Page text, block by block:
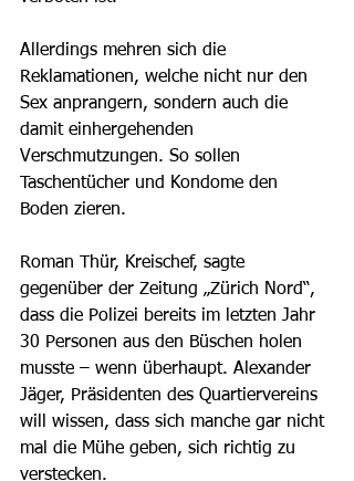
Allerdings mehren sich die
Reklamationen, welche nicht nur den
Sex anprangern, sondern auch die
damit einhergehenden
Verschmutzungen. So sollen
Taschentücher und Kondome den
Boden zieren.
Roman Thür, Kreischef, sagte
gegenüber der Zeitung „Zürich Nord“,
dass die Polizei bereits im letzten Jahr
30 Personen aus den Büschen holen
musste – wenn überhaupt. Alexander
Jäger, Präsidenten des Quartiervereins
will wissen, dass sich manche gar nicht
mal die Mühe geben, sich richtig zu
verstecken.